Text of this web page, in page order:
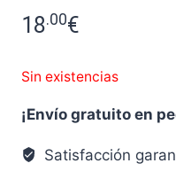
18.00€
Sin existencias
¡Envío gratuito en
Satisfacción